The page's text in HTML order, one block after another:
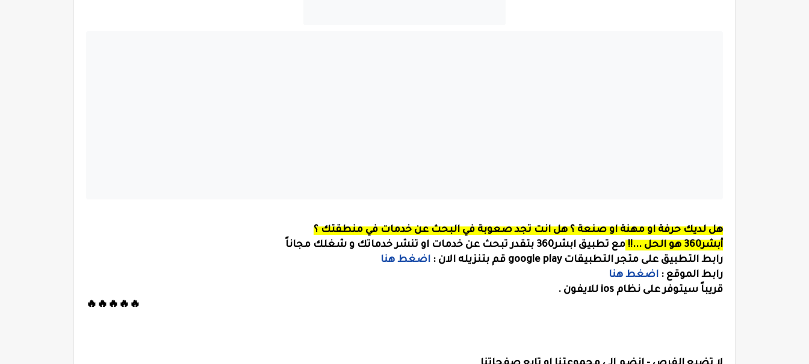
هل لديك حرفة او مهنة او صنعة ؟ هل انت تجد صعوبة في البحث عن خدمات في منطقتك ؟
أبشر360 هو الحل ...!!
مع تطبيق ابشر360 بتقدر تبحث عن خدمات او تنشر خدماتك و شغلك مجاناً
رابط التطبيق على متجر التطبيقات google play قم بتنزيله الان :
اضغط هنا
رابط الموقع : اضغط هنا
قريباً سيتوفر على نظام ios للايفون .
🔥🔥🔥🔥🔥